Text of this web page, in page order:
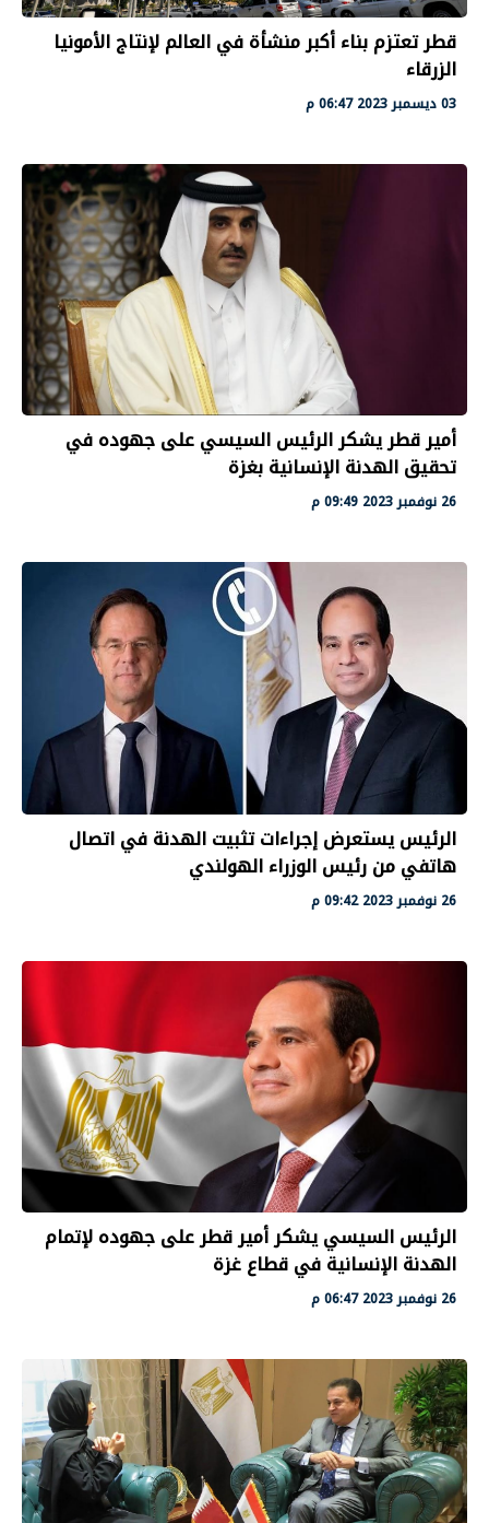
قطر تعتزم بناء أكبر منشأة في العالم لإنتاج الأمونيا
الزرقاء
03 ديسمبر 2023 06:47 م
أمير قطر يشكر الرئيس السيسي على جهوده في
تحقيق الهدنة الإنسانية بغزة
26 نوفمبر 2023 09:49 م
الرئيس يستعرض إجراءات تثبيت الهدنة في اتصال
هاتفي من رئيس الوزراء الهولندي
26 نوفمبر 2023 09:42 م
الرئيس السيسي يشكر أمير قطر على جهوده لإتمام
الهدنة الإنسانية في قطاع غزة
26 نوفمبر 2023 06:47 م